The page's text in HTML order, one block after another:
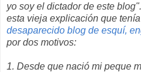
yo soy el dictador de este
esta vieja explicación que
desaparecido blog de esquí,
por dos motivos:
1. Desde que nació mi peque